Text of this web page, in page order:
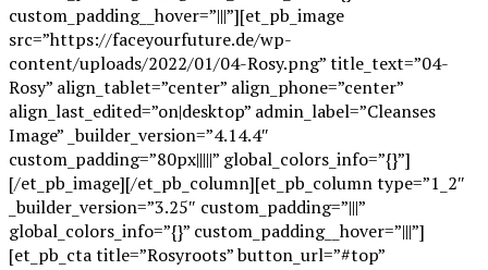
custom_padding__hover=”|||”][et_pb_image
src=”https://faceyourfuture.de/wp-
content/uploads/2022/01/04-Rosy.png” title_text=”04-
Rosy” align_tablet=”center” align_phone=”center”
align_last_edited=”on|desktop” admin_label=”Cleanses
Image” _builder_version=”4.14.4″
custom_padding=”80px|||||” global_colors_info=”{}”]
[/et_pb_image][/et_pb_column][et_pb_column type=”1_2″
_builder_version=”3.25″ custom_padding=”|||”
global_colors_info=”{}” custom_padding__hover=”|||”]
[et_pb_cta title=”Rosyroots” button_url=”#top”